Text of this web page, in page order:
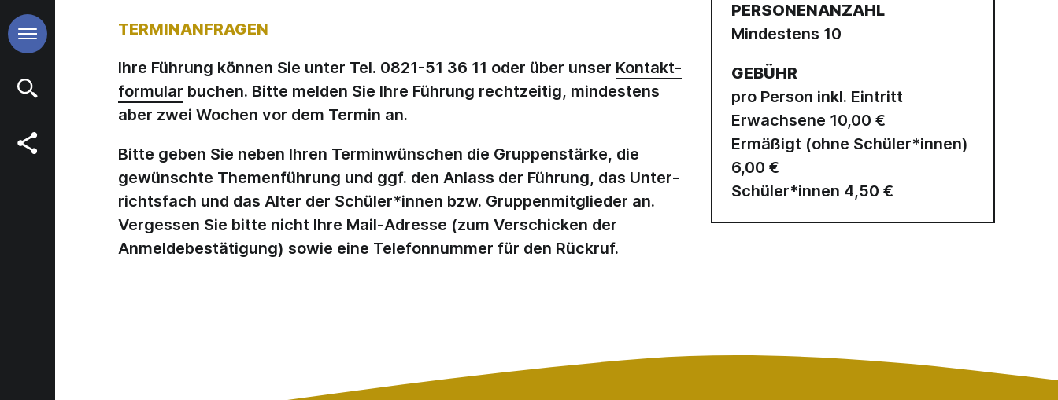
TERMINANFRAGEN
Ihre Führung können Sie unter 0821-51 36 11 oder über unser Kontakt­
formular buchen. Bitte melden Sie Ihre Führung rechtzeitig, mindestens
aber zwei Wochen vor dem Termin an.
Bitte geben Sie neben Ihren Termin­wünschen die Gruppenstärke, die
gewünschte Themenführung und ggf. den Anlass der Führung, das Unter­
richts­fach und das Alter der Schüler*­innen bzw. Gruppenmitglieder an.
Vergessen Sie bitte nicht Ihre Mail-Adresse (zum Verschicken der
Anmeldebestätigung) sowie eine Telefonnummer für den Rückruf.
PERSONENANZAHL
Mindestens 10
GEBÜHR
pro Person inkl. Eintritt
Erwachsene 10,00 €
Ermäßigt (ohne Schüler*innen)
6,00 €
Schüler*innen 4,50 €